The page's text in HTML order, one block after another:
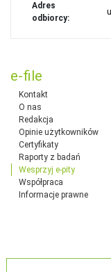
e-file
Kontakt
O nas
Redakcja
Opinie użytkowników
Certyfikaty
Raporty z badań
Wesprzyj e-pity
Współpraca
Informacje prawne
Adres
odbiorcy: